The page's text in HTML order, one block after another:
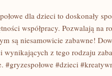
dla dzieci to doskonały
współpracy. Pozwalają na
są niesamowicie zabawne!
wynikających z tego rodzaju
#gryzespołowe #dzieci